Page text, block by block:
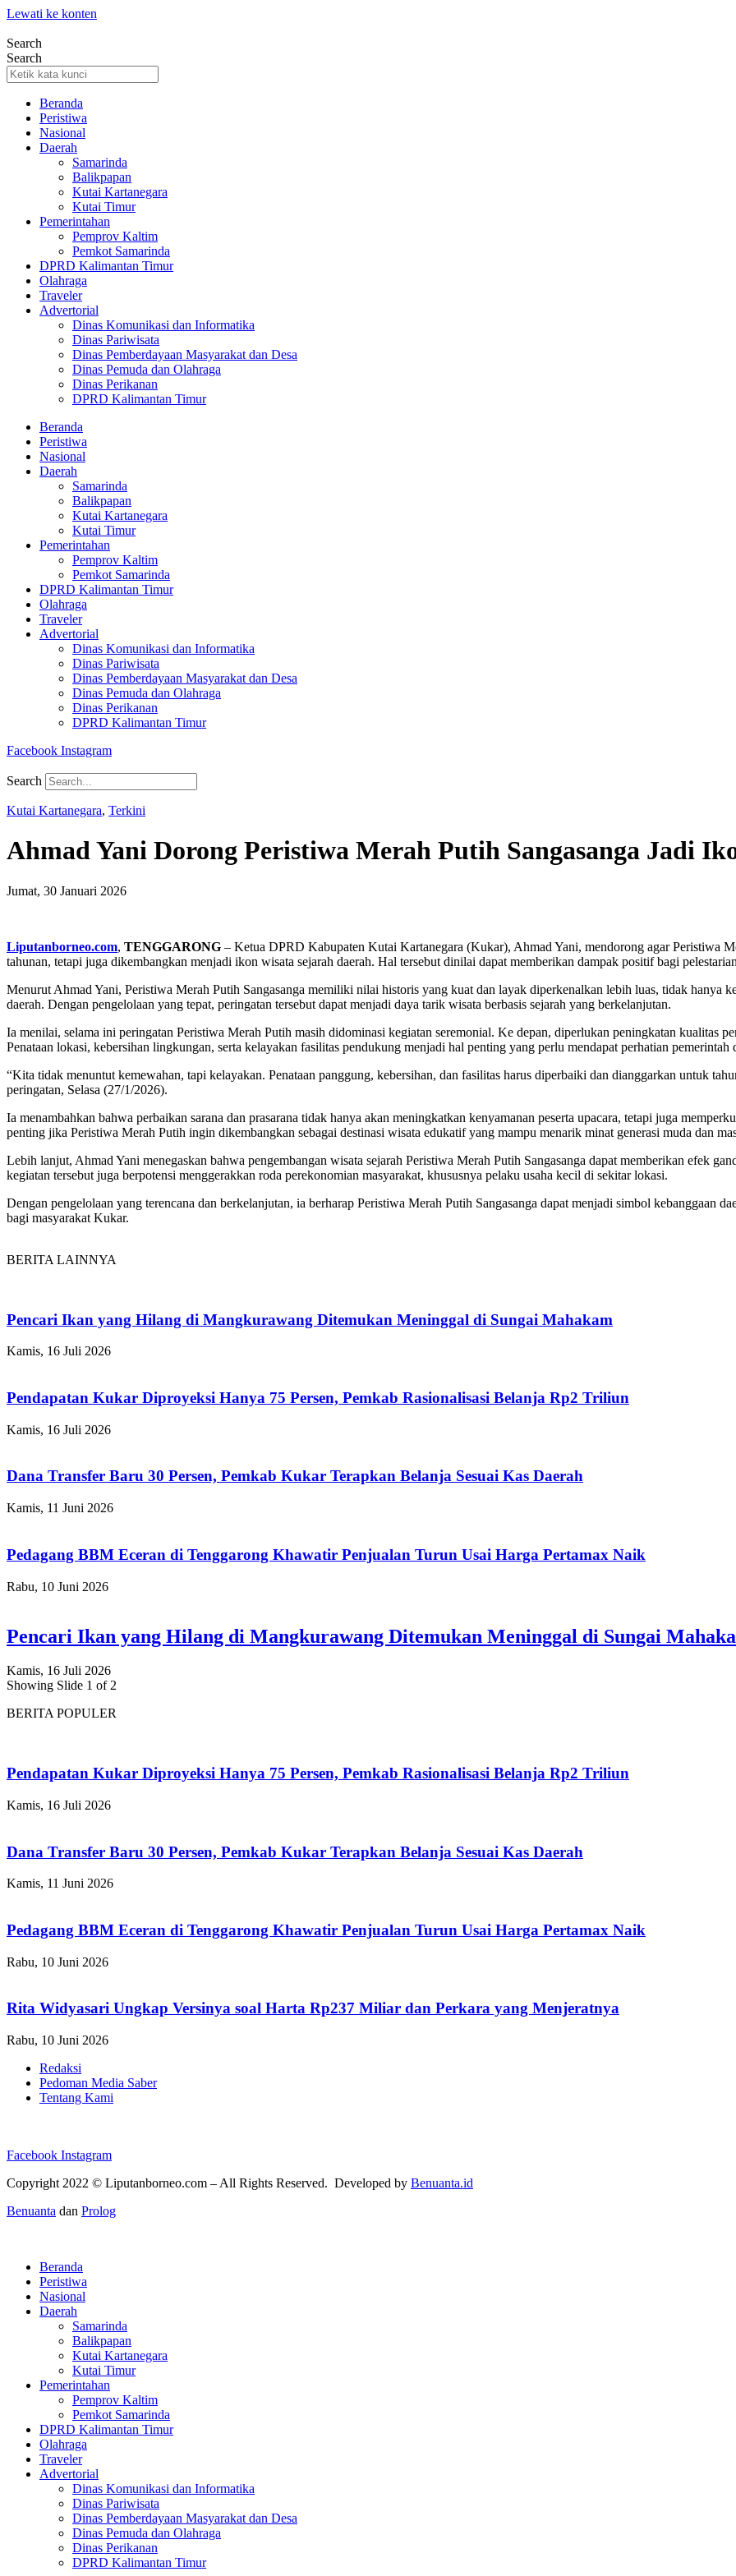
Lewati ke konten
Search
Search
Beranda
Peristiwa
Nasional
Daerah
Samarinda
Balikpapan
Kutai Kartanegara
Kutai Timur
Pemerintahan
Pemprov Kaltim
Pemkot Samarinda
DPRD Kalimantan Timur
Olahraga
Traveler
Advertorial
Dinas Komunikasi dan Informatika
Dinas Pariwisata
Dinas Pemberdayaan Masyarakat dan Desa
Dinas Pemuda dan Olahraga
Dinas Perikanan
DPRD Kalimantan Timur
Beranda
Peristiwa
Nasional
Daerah
Samarinda
Balikpapan
Kutai Kartanegara
Kutai Timur
Pemerintahan
Pemprov Kaltim
Pemkot Samarinda
DPRD Kalimantan Timur
Olahraga
Traveler
Advertorial
Dinas Komunikasi dan Informatika
Dinas Pariwisata
Dinas Pemberdayaan Masyarakat dan Desa
Dinas Pemuda dan Olahraga
Dinas Perikanan
DPRD Kalimantan Timur
Facebook Instagram
Search
Kutai Kartanegara, Terkini
Ahmad Yani Dorong Peristiwa Merah Putih Sangasanga Jadi
Jumat, 30 Januari 2026
Liputanborneo.com, TENGGARONG – Ketua DPRD Kabupaten Kutai Kartanegara (Kukar), Ahmad Yani, mendorong agar Peristiwa
tahunan, tetapi juga dikembangkan menjadi ikon wisata sejarah daerah. Hal tersebut dinilai dapat memberikan dampak positif bagi
Menurut Ahmad Yani, Peristiwa Merah Putih Sangasanga memiliki nilai historis yang kuat dan layak diperkenalkan lebih luas, tidak hanya
daerah. Dengan pengelolaan yang tepat, peringatan tersebut dapat menjadi daya tarik wisata berbasis sejarah yang berkelanjutan.
Ia menilai, selama ini peringatan Peristiwa Merah Putih masih didominasi kegiatan seremonial. Ke depan, diperlukan peningkatan kualitas
Penataan lokasi, kebersihan lingkungan, serta kelayakan fasilitas pendukung menjadi hal penting yang perlu mendapat perhatian pemerintah
“Kita tidak menuntut kemewahan, tapi kelayakan. Penataan panggung, kebersihan, dan fasilitas harus diperbaiki dan dianggarkan untuk
peringatan, Selasa (27/1/2026).
Ia menambahkan bahwa perbaikan sarana dan prasarana tidak hanya akan meningkatkan kenyamanan peserta upacara, tetapi juga
penting jika Peristiwa Merah Putih ingin dikembangkan sebagai destinasi wisata edukatif yang mampu menarik minat generasi muda dan
Lebih lanjut, Ahmad Yani menegaskan bahwa pengembangan wisata sejarah Peristiwa Merah Putih Sangasanga dapat memberikan efek
kegiatan tersebut juga berpotensi menggerakkan roda perekonomian masyarakat, khususnya pelaku usaha kecil di sekitar lokasi.
Dengan pengelolaan yang terencana dan berkelanjutan, ia berharap Peristiwa Merah Putih Sangasanga dapat menjadi simbol kebanggaan
bagi masyarakat Kukar.
BERITA LAINNYA
Pencari Ikan yang Hilang di Mangkurawang Ditemukan Meninggal di Sungai Mahakam
Kamis, 16 Juli 2026
Pendapatan Kukar Diproyeksi Hanya 75 Persen, Pemkab Rasionalisasi Belanja Rp2 Triliun
Kamis, 16 Juli 2026
Dana Transfer Baru 30 Persen, Pemkab Kukar Terapkan Belanja Sesuai Kas Daerah
Kamis, 11 Juni 2026
Pedagang BBM Eceran di Tenggarong Khawatir Penjualan Turun Usai Harga Pertamax Naik
Rabu, 10 Juni 2026
Pencari Ikan yang Hilang di Mangkurawang Ditemukan Meninggal di Sungai
Kamis, 16 Juli 2026
Showing Slide 1 of 2
BERITA POPULER
Pendapatan Kukar Diproyeksi Hanya 75 Persen, Pemkab Rasionalisasi Belanja Rp2 Triliun
Kamis, 16 Juli 2026
Dana Transfer Baru 30 Persen, Pemkab Kukar Terapkan Belanja Sesuai Kas Daerah
Kamis, 11 Juni 2026
Pedagang BBM Eceran di Tenggarong Khawatir Penjualan Turun Usai Harga Pertamax Naik
Rabu, 10 Juni 2026
Rita Widyasari Ungkap Versinya soal Harta Rp237 Miliar dan Perkara yang Menjeratnya
Rabu, 10 Juni 2026
Redaksi
Pedoman Media Saber
Tentang Kami
Facebook Instagram
Copyright 2022 © Liputanborneo.com – All Rights Reserved. Developed by Benuanta.id
Benuanta dan Prolog
Beranda
Peristiwa
Nasional
Daerah
Samarinda
Balikpapan
Kutai Kartanegara
Kutai Timur
Pemerintahan
Pemprov Kaltim
Pemkot Samarinda
DPRD Kalimantan Timur
Olahraga
Traveler
Advertorial
Dinas Komunikasi dan Informatika
Dinas Pariwisata
Dinas Pemberdayaan Masyarakat dan Desa
Dinas Pemuda dan Olahraga
Dinas Perikanan
DPRD Kalimantan Timur